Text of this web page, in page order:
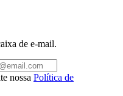
de e-mail.
nossa Política de